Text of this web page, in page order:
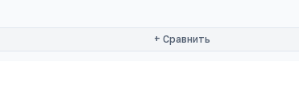
+ Сравнить